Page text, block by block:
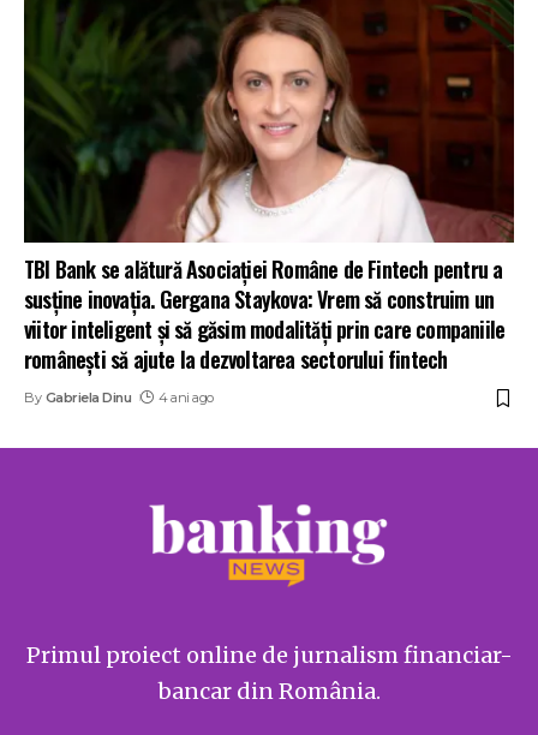
TBI Bank se alătură Asociației Române de Fintech pentru a
susține inovația. Gergana Staykova: Vrem să construim un
viitor inteligent și să găsim modalități prin care companiile
românești să ajute la dezvoltarea sectorului fintech
By Gabriela Dinu 4 ani ago
Primul proiect online de jurnalism financiar-
bancar din România.